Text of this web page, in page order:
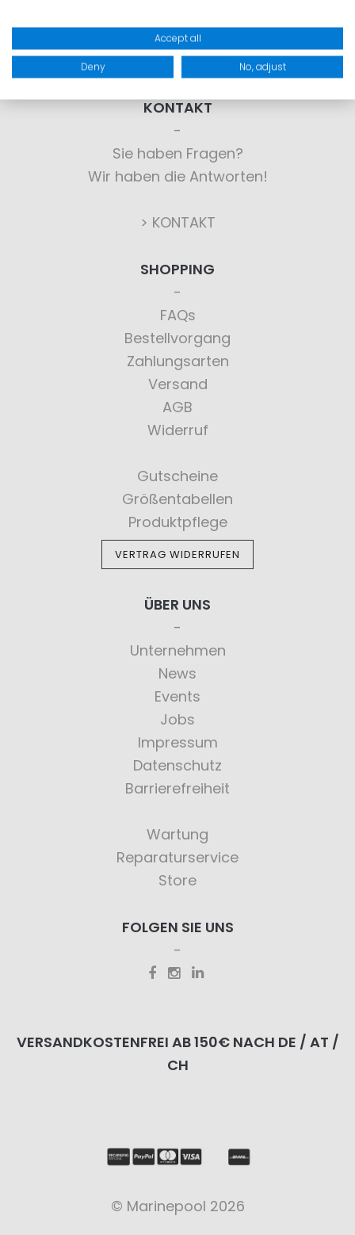
KONTAKT
Sie haben Fragen?
Wir haben die Antworten!
> KONTAKT
SHOPPING
FAQs
Bestellvorgang
Zahlungsarten
Versand
AGB
Widerruf
Gutscheine
Größentabellen
Produktpflege
VERTRAG WIDERRUFEN
ÜBER UNS
Unternehmen
News
Events
Jobs
Impressum
Datenschutz
Barrierefreiheit
Wartung
Reparaturservice
Store
FOLGEN SIE UNS
VERSANDKOSTENFREI AB 150€ NACH DE / AT /
CH
© Marinepool 2026
Accept all
Deny No, adjust